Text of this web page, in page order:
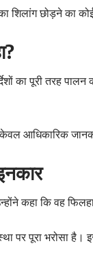
शिलांग छोड़ने का कोई
का पूरी तरह
आधिकारिक
कहा कि वह
पर पूरा भरोसा